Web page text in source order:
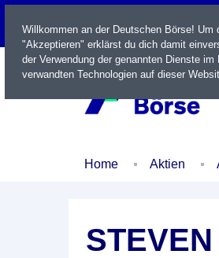
LIVE
Home Aktien
Willkommen an der Deutschen Börse!
"Akzeptieren" erklärst du dich damit
der Verwendung der genannten Dienste
verwandten Technologien auf dieser